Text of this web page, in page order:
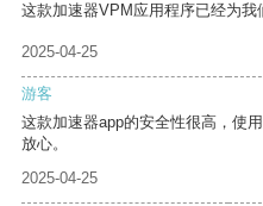
这款加速器VPM应用程序已经为我
2025-04-25
游客
这款加速器app的安全性很高，使
放心。
2025-04-25